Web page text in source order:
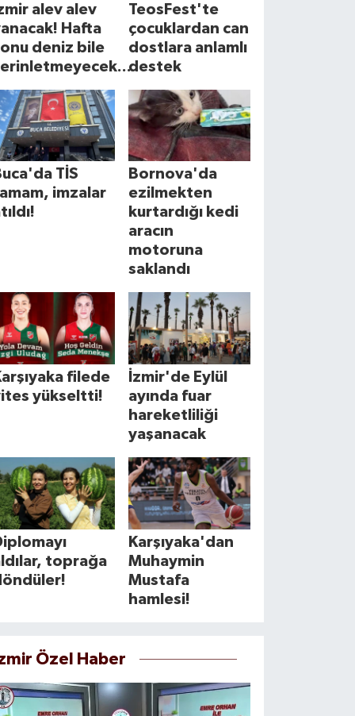
alev alev
Hafta
deniz bile
TeosFest'te
çocuklardan can
dostlara anlamlı
destek
TİS
imzalar
Bornova'da
ezilmekten
kurtardığı kedi
aracın
motoruna
saklandı
filede
yükseltti!
İzmir'de Eylül
ayında fuar
hareketliliği
yaşanacak
toprağa
Karşıyaka'dan
Muhaymin
Mustafa
hamlesi!
Özel Haber